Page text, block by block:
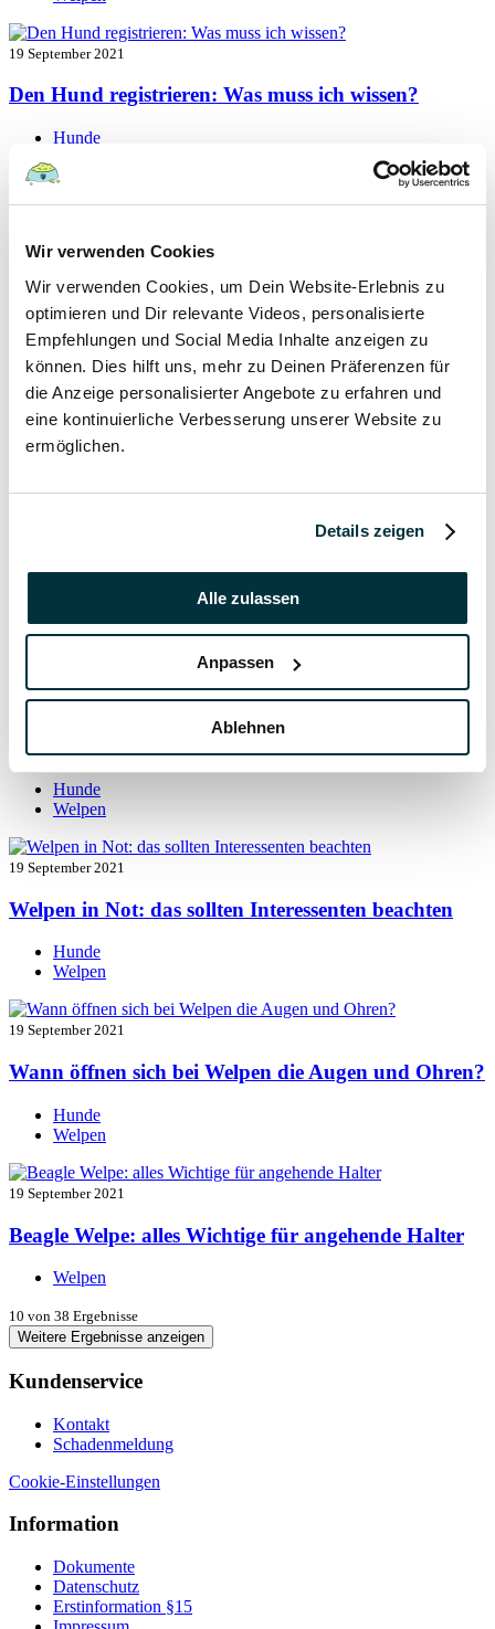
Wir verwenden Cookies
Wir verwenden Cookies, um Dein Website-Erlebnis zu
optimieren und Dir relevante Videos, personalisierte
Empfehlungen und Social Media Inhalte anzeigen zu
können. Dies hilft uns, mehr zu Deinen Präferenzen für
die Anzeige personalisierter Angebote zu erfahren und
eine kontinuierliche Verbesserung unserer Website zu
ermöglichen.
Details zeigen
Alle zulassen
Anpassen
Ablehnen
19 September 2021
Den Hund registrieren: Was muss ich wissen?
Hunde
Wann haben Welpen Zahnwechsel?
Welpen
Kann man Welpen mit Erkältung anstecken?
Hunde
19 September 2021
Welpen entwurmen: das müssen Sie wissen
Hunde
Welpen
19 September 2021
Welpen in Not: das sollten Interessenten beachten
Hunde
Welpen
19 September 2021
Wann öffnen sich bei Welpen die Augen und Ohren?
Hunde
Welpen
19 September 2021
Beagle Welpe: alles Wichtige für angehende Halter
Welpen
10 von 38 Ergebnisse
Weitere Ergebnisse anzeigen
Kundenservice
Kontakt
Schadenmeldung
Cookie-Einstellungen
Information
Dokumente
Datenschutz
Erstinformation §15